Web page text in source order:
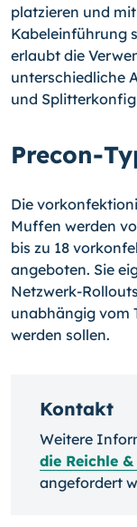
platzieren und
Kabeleinführung
erlaubt die
unterschiedliche
und
Precon-
Die
Muffen werden
bis zu 18
angeboten. Sie
Netzwerk-
unabhängig vom
werden sollen.
Kontakt
Weitere
die Reichle
angefordert